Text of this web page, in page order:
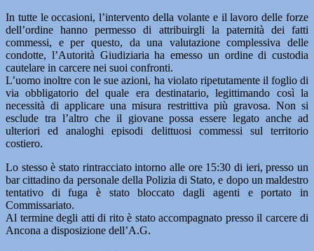
In tutte le occasioni, l’intervento della volante e il lavoro delle forze
dell’ordine hanno permesso di attribuirgli la paternità dei fatti
commessi, e per questo, da una valutazione complessiva delle
condotte, l’Autorità Giudiziaria ha emesso un ordine di custodia
cautelare in carcere nei suoi confronti.
L’uomo inoltre con le sue azioni, ha violato ripetutamente il foglio di
via obbligatorio del quale era destinatario, legittimando così la
necessità di applicare una misura restrittiva più gravosa. Non si
esclude tra l’altro che il giovane possa essere legato anche ad
ulteriori ed analoghi episodi delittuosi commessi sul territorio
costiero.
Lo stesso è stato rintracciato intorno alle ore 15:30 di ieri, presso un
bar cittadino da personale della Polizia di Stato, e dopo un maldestro
tentativo di fuga è stato bloccato dagli agenti e portato in
Commissariato.
Al termine degli atti di rito è stato accompagnato presso il carcere di
Ancona a disposizione dell’A.G.